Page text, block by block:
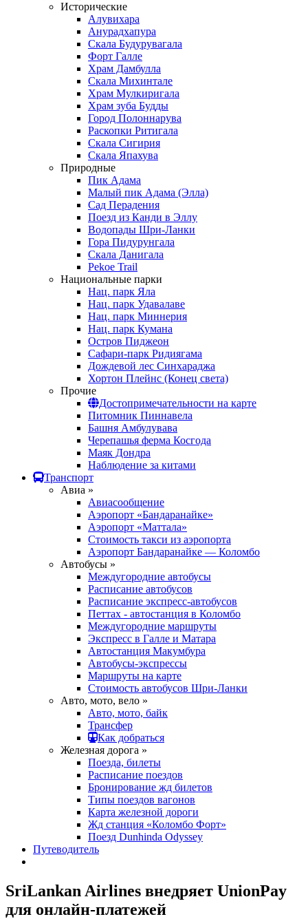
Исторические
Алувихара
Анурадхапура
Скала Будурувагала
Форт Галле
Храм Дамбулла
Скала Михинтале
Храм Мулкиригала
Храм зуба Будды
Город Полоннарува
Раскопки Ритигала
Скала Сигирия
Скала Япахува
Природные
Пик Адама
Малый пик Адама (Элла)
Сад Перадения
Поезд из Канди в Эллу
Водопады Шри-Ланки
Гора Пидурунгала
Скала Данигала
Pekoe Trail
Национальные парки
Нац. парк Яла
Нац. парк Удавалаве
Нац. парк Миннерия
Нац. парк Кумана
Остров Пиджеон
Сафари-парк Ридиягама
Дождевой лес Синхараджа
Хортон Плейнс (Конец света)
Прочие
Достопримечательности на карте
Питомник Пиннавела
Башня Амбулувава
Черепашья ферма Косгода
Маяк Дондра
Наблюдение за китами
Транспорт
Авиа »
Авиасообщение
Аэропорт «Бандаранайке»
Аэропорт «Маттала»
Стоимость такси из аэропорта
Аэропорт Бандаранайке — Коломбо
Автобусы »
Междугородние автобусы
Расписание автобусов
Расписание экспресс-автобусов
Петтах - автостанция в Коломбо
Междугородние маршруты
Экспресс в Галле и Матара
Автостанция Макумбура
Автобусы-экспрессы
Маршруты на карте
Стоимость автобусов Шри-Ланки
Авто, мото, вело »
Авто, мото, байк
Трансфер
Как добраться
Железная дорога »
Поезда, билеты
Расписание поездов
Бронирование жд билетов
Типы поездов вагонов
Карта железной дороги
Жд станция «Коломбо Форт»
Поезд Dunhinda Odyssey
Путеводитель
SriLankan Airlines внедряет UnionPay
для онлайн-платежей